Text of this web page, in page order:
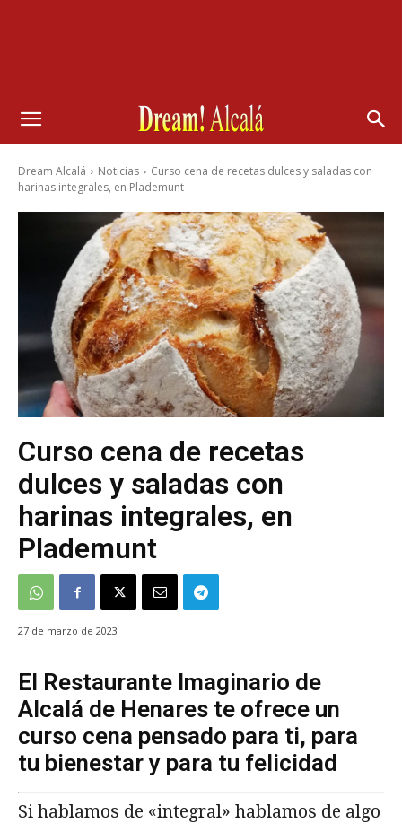
Dream Alcalá Noticias
Curso cena de recetas dulces y saladas con
harinas integrales, en Plademunt
Curso cena de recetas
dulces y saladas con
harinas integrales, en
Plademunt
27 de marzo de 2023
El Restaurante Imaginario de
Alcalá de Henares te ofrece un
curso cena pensado para ti, para
tu bienestar y para tu felicidad
Si hablamos de «integral» hablamos de algo